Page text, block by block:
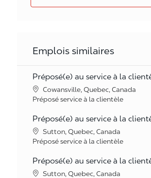
Emplois similaires
Préposé(e) au service à la
LieuCowansville, Quebec, Canada
Catégorie
Préposé service à la clientèle
Préposé(e) au service à la
LieuSutton, Quebec, Canada
Catégorie
Préposé service à la clientèle
Préposé(e) au service à la
LieuSutton, Quebec, Canada